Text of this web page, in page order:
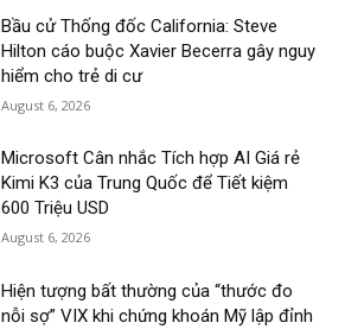
Bầu cử Thống đốc California: Steve
Hilton cáo buộc Xavier Becerra gây nguy
hiểm cho trẻ di cư
August 6, 2026
Microsoft Cân nhắc Tích hợp AI Giá rẻ
Kimi K3 của Trung Quốc để Tiết kiệm
600 Triệu USD
August 6, 2026
Hiện tượng bất thường của “thước đo
nỗi sợ” VIX khi chứng khoán Mỹ lập đỉnh